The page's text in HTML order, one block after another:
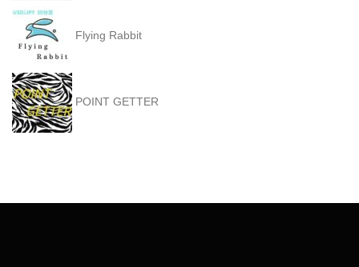
Flying Rabbit
POINT GETTER